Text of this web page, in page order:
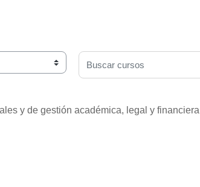
Buscar cursos
y de gestión académica, legal y